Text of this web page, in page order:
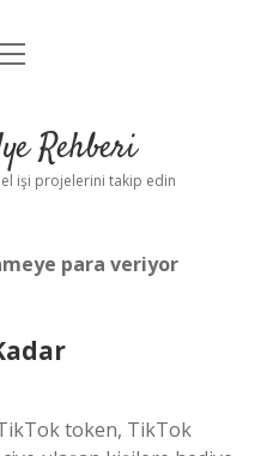
UyarıRehberi
el işi projelerini takip edin
para veriyor
token, TikTok